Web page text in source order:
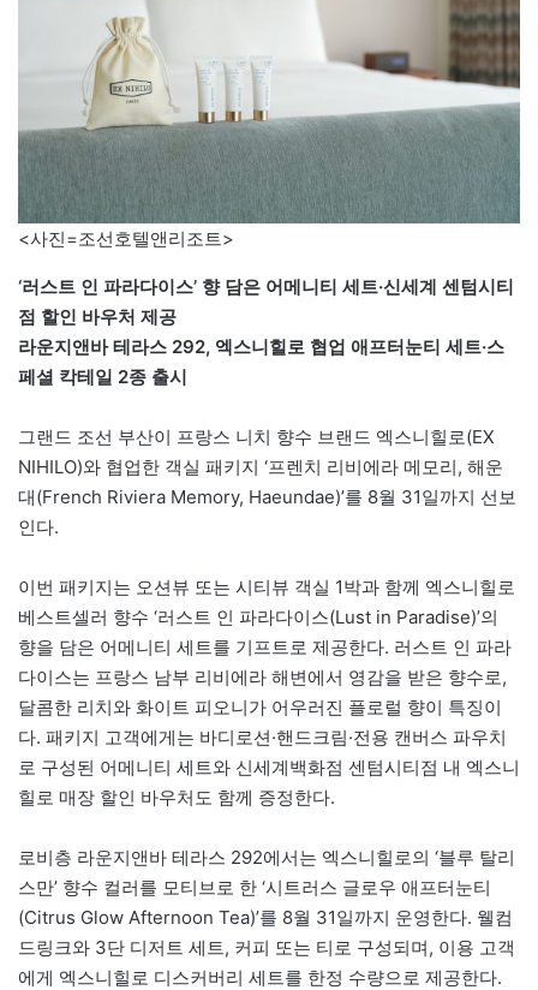
<사진=조선호텔앤리조트>
‘러스트 인 파라다이스’ 향 담은 어메니티 세트·신세계 센텀시티
점 할인 바우처 제공
라운지앤바 테라스 292, 엑스니힐로 협업 애프터눈티 세트·스
페셜 칵테일 2종 출시
그랜드 조선 부산이 프랑스 니치 향수 브랜드 엑스니힐로(EX
NIHILO)와 협업한 객실 패키지 ‘프렌치 리비에라 메모리, 해운
대(French Riviera Memory, Haeundae)’를 8월 31일까지 선보
인다.
이번 패키지는 오션뷰 또는 시티뷰 객실 1박과 함께 엑스니힐로
베스트셀러 향수 ‘러스트 인 파라다이스(Lust in Paradise)’의
향을 담은 어메니티 세트를 기프트로 제공한다. 러스트 인 파라
다이스는 프랑스 남부 리비에라 해변에서 영감을 받은 향수로,
달콤한 리치와 화이트 피오니가 어우러진 플로럴 향이 특징이
다. 패키지 고객에게는 바디로션·핸드크림·전용 캔버스 파우치
로 구성된 어메니티 세트와 신세계백화점 센텀시티점 내 엑스니
힐로 매장 할인 바우처도 함께 증정한다.
로비층 라운지앤바 테라스 292에서는 엑스니힐로의 ‘블루 탈리
스만’ 향수 컬러를 모티브로 한 ‘시트러스 글로우 애프터눈티
(Citrus Glow Afternoon Tea)’를 8월 31일까지 운영한다. 웰컴
드링크와 3단 디저트 세트, 커피 또는 티로 구성되며, 이용 고객
에게 엑스니힐로 디스커버리 세트를 한정 수량으로 제공한다.